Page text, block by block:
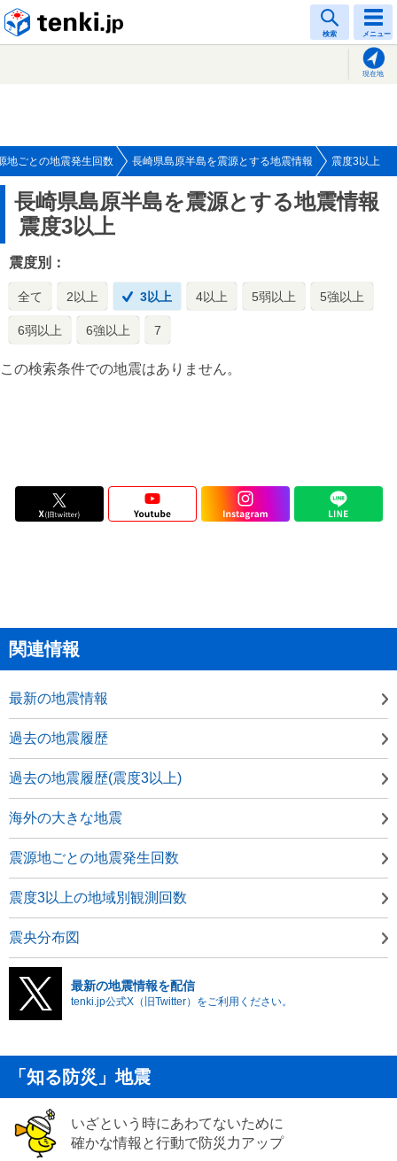
検索 メニュー
現在地
地ごとの地震発生回数 長崎県島原半島を震源とする地震情報 震度3以上
長崎県島原半島を震源とする地震情報
震度3以上
震度別：
全て 2以上 3以上 4以上 5弱以上 5強以上
6弱以上 6強以上 7
この検索条件での地震はありません。
関連情報
最新の地震情報
過去の地震履歴
過去の地震履歴(震度3以上)
海外の大きな地震
震源地ごとの地震発生回数
震度3以上の地域別観測回数
震央分布図
最新の地震情報を配信
tenki.jp公式X（旧Twitter）をご利用ください。
「知る防災」地震
いざという時にあわてないために
確かな情報と行動で防災力アップ